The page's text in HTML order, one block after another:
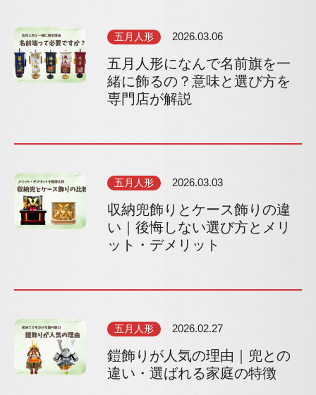
五月人形 2026.03.06
五月人形になんで名前旗を一
緒に飾るの？意味と選び方を
専門店が解説
五月人形 2026.03.03
収納兜飾りとケース飾りの違
い｜後悔しない選び方とメリ
ット・デメリット
五月人形 2026.02.27
鎧飾りが人気の理由｜兜との
違い・選ばれる家庭の特徴